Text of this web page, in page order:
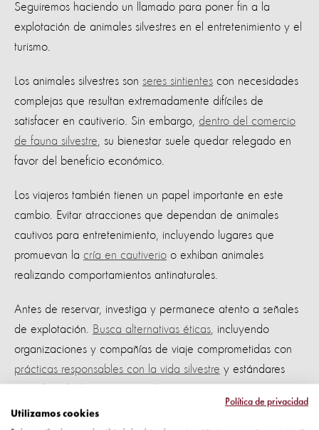
Seguiremos haciendo un llamado para poner fin a la
explotación de animales silvestres en el entretenimiento y el
turismo.
Los animales silvestres son seres sintientes con necesidades
complejas que resultan extremadamente difíciles de
satisfacer en cautiverio. Sin embargo, dentro del comercio
de fauna silvestre, su bienestar suele quedar relegado en
favor del beneficio económico.
Los viajeros también tienen un papel importante en este
cambio. Evitar atracciones que dependan de animales
cautivos para entretenimiento, incluyendo lugares que
promuevan la cría en cautiverio o exhiban animales
realizando comportamientos antinaturales.
Antes de reservar, investiga y permanece atento a señales
de explotación. Busca alternativas éticas, incluyendo
organizaciones y compañías de viaje comprometidas con
prácticas responsables con la vida silvestre y estándares
Política de privacidad
Utilizamos cookies